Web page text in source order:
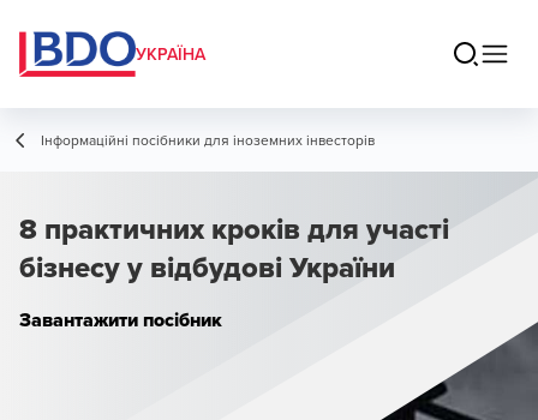
УКРАЇНА
Інформаційні посібники для іноземних інвесторів
8 практичних кроків для участі
бізнесу у відбудові України
Завантажити посібник